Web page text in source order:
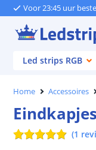
Voor 23:45 uur
Led strips RGB
Home Accessoires
(1